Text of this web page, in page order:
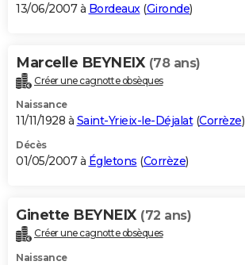
13/06/2007 à Bordeaux (Gironde)
Marcelle BEYNEIX (78 ans)
Créer une cagnotte obsèques
Naissance
11/11/1928 à Saint-Yrieix-le-Déjalat(Corrèze)
Décès
01/05/2007 à Égletons (Corrèze)
Ginette BEYNEIX (72 ans)
Créer une cagnotte obsèques
Naissance